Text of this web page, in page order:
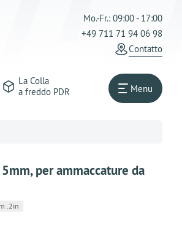
Mo.-Fr.: 09:00 - 17:00
+49 711 71 94 06 98
Сontatto
La Colla
a freddo PDR
Menu
per ammaccature da
.2in